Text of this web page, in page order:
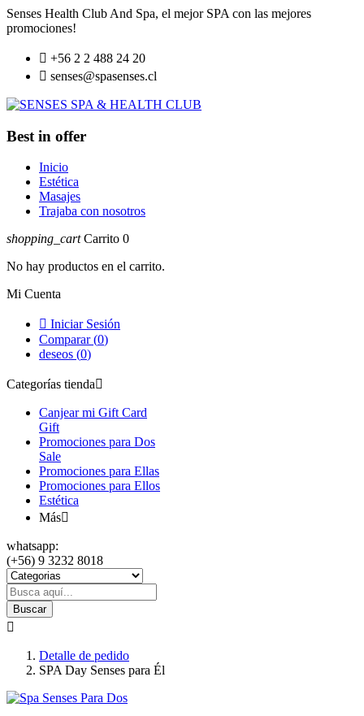
Senses Health Club And Spa, el mejor SPA con las mejores
promociones!
 +56 2 2 488 24 20
 senses@spasenses.cl
Best in offer
Inicio
Estética
Masajes
Trajaba con nosotros
shopping_cart Carrito 0
No hay productos en el carrito.
Mi Cuenta
 Iniciar Sesión
Comparar (0)
deseos (0)
Categorías tienda
Canjear mi Gift Card
Gift
Promociones para Dos
Sale
Promociones para Ellas
Promociones para Ellos
Estética
Más
whatsapp:
(+56) 9 3232 8018
Buscar

Detalle de pedido
SPA Day Senses para Él